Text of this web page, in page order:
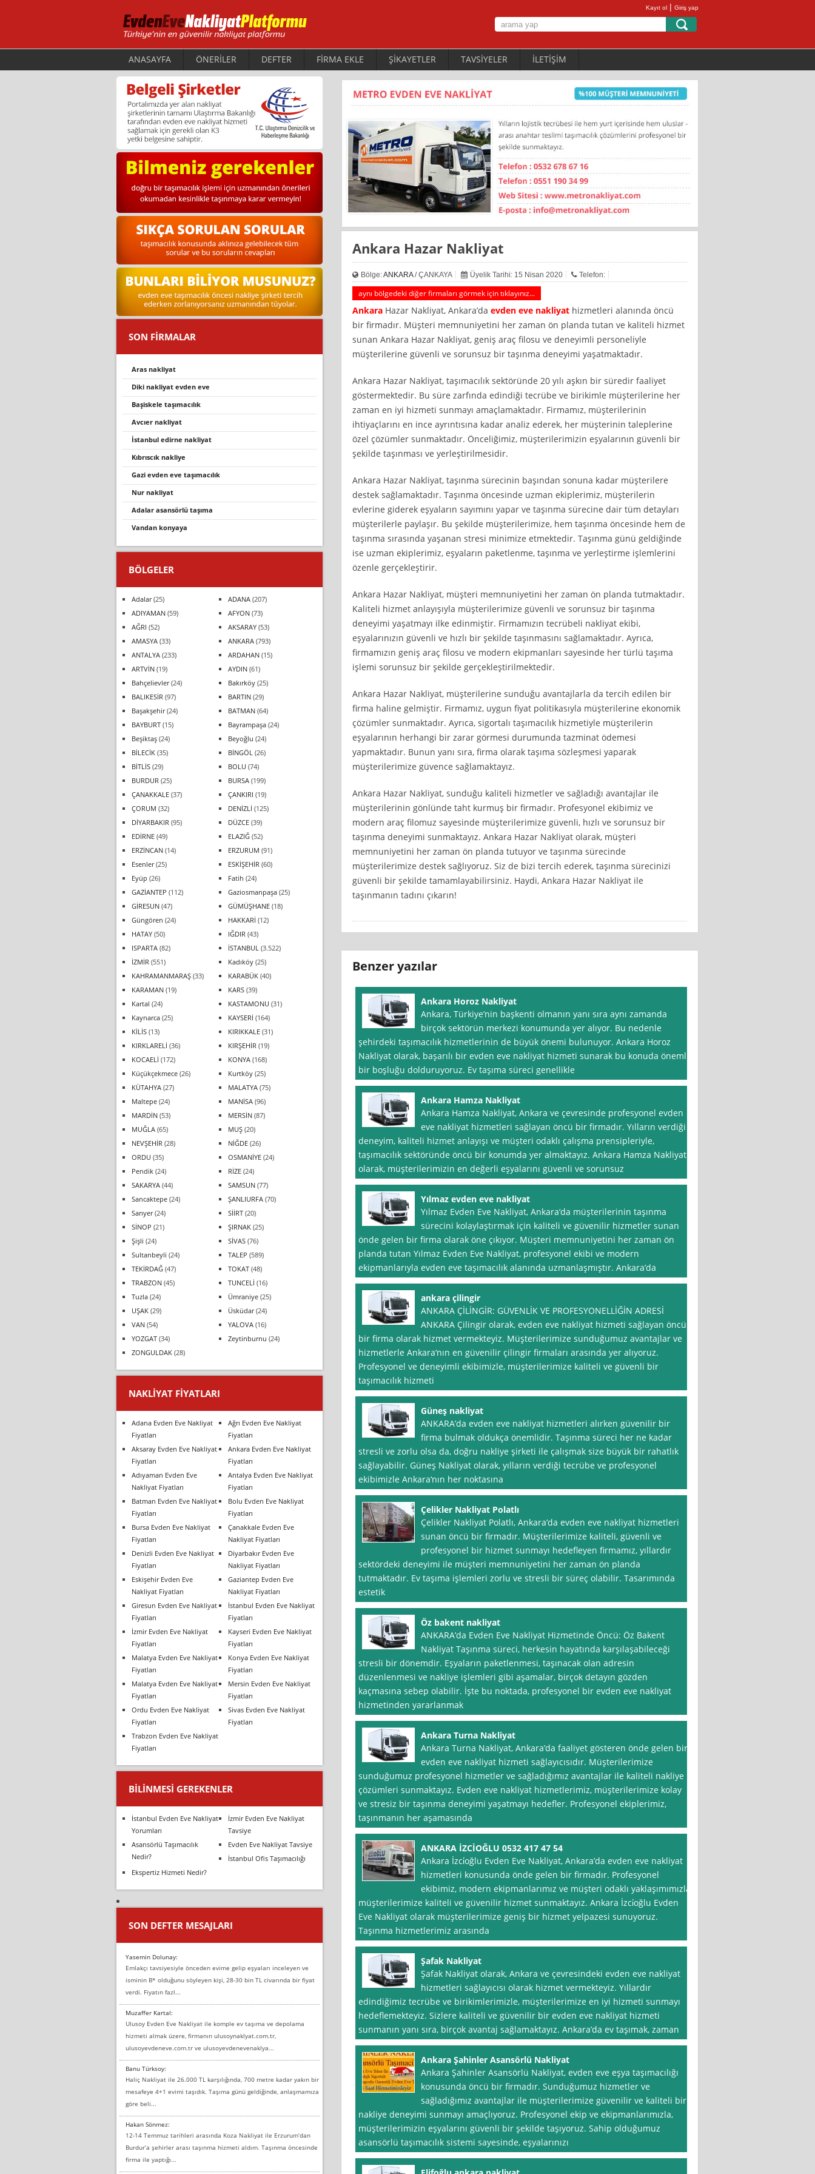
Kayıt ol | Giriş yap
ANASAYFA ÖNERİLER DEFTER FİRMA EKLE ŞİKAYETLER TAVSİYELER İLETİŞİM
Ankara Hazar Nakliyat
Bölge:ANKARA/ ÇANKAYA Üyelik Tarihi: 15 Nisan 2020 Telefon:
aynı bölgedeki diğer firmaları görmek için tıklayınız...
AnkaraHazar Nakliyat, Ankara’da evden eve nakliyathizmetleri alanında öncü
bir firmadır. Müşteri memnuniyetini her zaman ön planda tutan ve kaliteli hizmet
sunan Ankara Hazar Nakliyat, geniş araç filosu ve deneyimli personeliyle
müşterilerine güvenli ve sorunsuz bir taşınma deneyimi yaşatmaktadır.
Ankara Hazar Nakliyat, taşımacılık sektöründe 20 yılı aşkın bir süredir faaliyet
göstermektedir. Bu süre zarfında edindiği tecrübe ve birikimle müşterilerine her
zaman en iyi hizmeti sunmayı amaçlamaktadır. Firmamız, müşterilerinin
ihtiyaçlarını en ince ayrıntısına kadar analiz ederek, her müşterinin taleplerine
özel çözümler sunmaktadır. Önceliğimiz, müşterilerimizin eşyalarının güvenli bir
şekilde taşınması ve yerleştirilmesidir.
Ankara Hazar Nakliyat, taşınma sürecinin başından sonuna kadar müşterilere
destek sağlamaktadır. Taşınma öncesinde uzman ekiplerimiz, müşterilerin
evlerine giderek eşyaların sayımını yapar ve taşınma sürecine dair tüm detayları
müşterilerle paylaşır. Bu şekilde müşterilerimize, hem taşınma öncesinde hem de
taşınma sırasında yaşanan stresi minimize etmektedir. Taşınma günü geldiğinde
ise uzman ekiplerimiz, eşyaların paketlenme, taşınma ve yerleştirme işlemlerini
özenle gerçekleştirir.
Ankara Hazar Nakliyat, müşteri memnuniyetini her zaman ön planda tutmaktadır.
Kaliteli hizmet anlayışıyla müşterilerimize güvenli ve sorunsuz bir taşınma
deneyimi yaşatmayı ilke edinmiştir. Firmamızın tecrübeli nakliyat ekibi,
eşyalarınızın güvenli ve hızlı bir şekilde taşınmasını sağlamaktadır. Ayrıca,
firmamızın geniş araç filosu ve modern ekipmanları sayesinde her türlü taşıma
işlemi sorunsuz bir şekilde gerçekleştirilmektedir.
Ankara Hazar Nakliyat, müşterilerine sunduğu avantajlarla da tercih edilen bir
firma haline gelmiştir. Firmamız, uygun fiyat politikasıyla müşterilerine ekonomik
çözümler sunmaktadır. Ayrıca, sigortalı taşımacılık hizmetiyle müşterilerin
eşyalarının herhangi bir zarar görmesi durumunda tazminat ödemesi
yapmaktadır. Bunun yanı sıra, firma olarak taşıma sözleşmesi yaparak
müşterilerimize güvence sağlamaktayız.
Ankara Hazar Nakliyat, sunduğu kaliteli hizmetler ve sağladığı avantajlar ile
müşterilerinin gönlünde taht kurmuş bir firmadır. Profesyonel ekibimiz ve
modern araç filomuz sayesinde müşterilerimize güvenli, hızlı ve sorunsuz bir
taşınma deneyimi sunmaktayız. Ankara Hazar Nakliyat olarak, müşteri
memnuniyetini her zaman ön planda tutuyor ve taşınma sürecinde
müşterilerimize destek sağlıyoruz. Siz de bizi tercih ederek, taşınma sürecinizi
güvenli bir şekilde tamamlayabilirsiniz. Haydi, Ankara Hazar Nakliyat ile
taşınmanın tadını çıkarın!
Benzer yazılar
Ankara Horoz Nakliyat
Ankara, Türkiye’nin başkenti olmanın yanı sıra aynı zamanda
birçok sektörün merkezi konumunda yer alıyor. Bu nedenle
şehirdeki taşımacılık hizmetlerinin de büyük önemi bulunuyor. Ankara Horoz
Nakliyat olarak, başarılı bir evden eve nakliyat hizmeti sunarak bu konuda önemli
bir boşluğu dolduruyoruz. Ev taşıma süreci genellikle
Ankara Hamza Nakliyat
Ankara Hamza Nakliyat, Ankara ve çevresinde profesyonel evden
eve nakliyat hizmetleri sağlayan öncü bir firmadır. Yılların verdiği
deneyim, kaliteli hizmet anlayışı ve müşteri odaklı çalışma prensipleriyle,
taşımacılık sektöründe öncü bir konumda yer almaktayız. Ankara Hamza Nakliyat
olarak, müşterilerimizin en değerli eşyalarını güvenli ve sorunsuz
Yılmaz evden eve nakliyat
Yılmaz Evden Eve Nakliyat, Ankara‘da müşterilerinin taşınma
sürecini kolaylaştırmak için kaliteli ve güvenilir hizmetler sunan
önde gelen bir firma olarak öne çıkıyor. Müşteri memnuniyetini her zaman ön
planda tutan Yılmaz Evden Eve Nakliyat, profesyonel ekibi ve modern
ekipmanlarıyla evden eve taşımacılık alanında uzmanlaşmıştır. Ankara’da
ankara çilingir
ANKARA ÇİLİNGİR: GÜVENLİK VE PROFESYONELLİĞİN ADRESİ
ANKARA Çilingir olarak, evden eve nakliyat hizmeti sağlayan öncü
bir firma olarak hizmet vermekteyiz. Müşterilerimize sunduğumuz avantajlar ve
hizmetlerle Ankara‘nın en güvenilir çilingir firmaları arasında yer alıyoruz.
Profesyonel ve deneyimli ekibimizle, müşterilerimize kaliteli ve güvenli bir
taşımacılık hizmeti
Güneş nakliyat
ANKARA’da evden eve nakliyat hizmetleri alırken güvenilir bir
firma bulmak oldukça önemlidir. Taşınma süreci her ne kadar
stresli ve zorlu olsa da, doğru nakliye şirketi ile çalışmak size büyük bir rahatlık
sağlayabilir. Güneş Nakliyat olarak, yılların verdiği tecrübe ve profesyonel
ekibimizle Ankara‘nın her noktasına
Çelikler Nakliyat Polatlı
Çelikler Nakliyat Polatlı, Ankara‘da evden eve nakliyat hizmetleri
sunan öncü bir firmadır. Müşterilerimize kaliteli, güvenli ve
profesyonel bir hizmet sunmayı hedefleyen firmamız, yıllardır
sektördeki deneyimi ile müşteri memnuniyetini her zaman ön planda
tutmaktadır. Ev taşıma işlemleri zorlu ve stresli bir süreç olabilir. Tasarımında
estetik
Öz bakent nakliyat
ANKARA’da Evden Eve Nakliyat Hizmetinde Öncü: Öz Bakent
Nakliyat Taşınma süreci, herkesin hayatında karşılaşabileceği
stresli bir dönemdir. Eşyaların paketlenmesi, taşınacak olan adresin
düzenlenmesi ve nakliye işlemleri gibi aşamalar, birçok detayın gözden
kaçmasına sebep olabilir. İşte bu noktada, profesyonel bir evden eve nakliyat
hizmetinden yararlanmak
Ankara Turna Nakliyat
Ankara Turna Nakliyat, Ankara’da faaliyet gösteren önde gelen bir
evden eve nakliyat hizmeti sağlayıcısıdır. Müşterilerimize
sunduğumuz profesyonel hizmetler ve sağladığımız avantajlar ile kaliteli nakliye
çözümleri sunmaktayız. Evden eve nakliyat hizmetlerimiz, müşterilerimize kolay
ve stresiz bir taşınma deneyimi yaşatmayı hedefler. Profesyonel ekiplerimiz,
taşınmanın her aşamasında
ANKARA İZCİOĞLU 0532 417 47 54
Ankara İzci̇oğlu Evden Eve Nakliyat, Ankara’da evden eve nakliyat
hizmetleri konusunda önde gelen bir firmadır. Profesyonel
ekibimiz, modern ekipmanlarımız ve müşteri odaklı yaklaşımımızla
müşterilerimize kaliteli ve güvenilir hizmet sunmaktayız. Ankara İzci̇oğlu Evden
Eve Nakliyat olarak müşterilerimize geniş bir hizmet yelpazesi sunuyoruz.
Taşınma hizmetlerimiz arasında
Şafak Nakliyat
Şafak Nakliyat olarak, Ankara ve çevresindeki evden eve nakliyat
hizmetleri sağlayıcısı olarak hizmet vermekteyiz. Yıllardır
edindiğimiz tecrübe ve birikimlerimizle, müşterilerimize en iyi hizmeti sunmayı
hedeflemekteyiz. Sizlere kaliteli ve güvenilir bir evden eve nakliyat hizmeti
sunmanın yanı sıra, birçok avantaj sağlamaktayız. Ankara’da ev taşımak, zaman
Ankara Şahinler Asansörlü Nakliyat
Ankara Şahinler Asansörlü Nakliyat, evden eve eşya taşımacılığı
konusunda öncü bir firmadır. Sunduğumuz hizmetler ve
sağladığımız avantajlar ile müşterilerimize güvenilir ve kaliteli bir
nakliye deneyimi sunmayı amaçlıyoruz. Profesyonel ekip ve ekipmanlarımızla,
müşterilerimizin eşyalarını güvenli bir şekilde taşıyoruz. Sahip olduğumuz
asansörlü taşımacılık sistemi sayesinde, eşyalarınızı
SON FİRMALAR
aras nakli̇yat
diki nakliyat evden eve
başi̇skele taşimacilik
avcıer nakliyat
istanbul edirne nakliyat
kibriscik nakli̇ye
gazi evden eve taşımacılık
nur nakli̇yat
adalar asansörlü taşıma
vandan konyaya
BÖLGELER
Adalar(25) ADANA (207)
ADIYAMAN (59) AFYON (73)
AĞRI (52) AKSARAY (53)
AMASYA (33) ANKARA (793)
ANTALYA (233) ARDAHAN (15)
ARTVİN (19) AYDIN (61)
Bahçelievler(24) Bakırköy (25)
BALIKESİR (97) BARTIN (29)
Başakşehir(24) BATMAN (64)
BAYBURT (15) Bayrampaşa (24)
Beşiktaş (24) Beyoğlu (24)
BİLECİK (35) BİNGÖL (26)
BİTLİS (29) BOLU (74)
BURDUR (25) BURSA (199)
ÇANAKKALE (37) ÇANKIRI (19)
ÇORUM (32) DENİZLİ (125)
DİYARBAKIR (95) DÜZCE (39)
EDİRNE (49) ELAZIĞ (52)
ERZİNCAN (14) ERZURUM (91)
Esenler(25) ESKİŞEHİR (60)
Eyüp (26) Fatih (24)
GAZİANTEP (112) Gaziosmanpaşa (25)
GİRESUN (47) GÜMÜŞHANE (18)
Güngören (24) HAKKARİ (12)
HATAY (50) IĞDIR (43)
ISPARTA (82) İSTANBUL (3.522)
İZMİR (551) Kadıköy (25)
KAHRAMANMARAŞ (33) KARABÜK (40)
KARAMAN (19) KARS (39)
Kartal (24) KASTAMONU (31)
Kaynarca (25) KAYSERİ (164)
KİLİS (13) KIRIKKALE (31)
KIRKLARELİ (36) KIRŞEHİR (19)
KOCAELİ (172) KONYA (168)
Küçükçekmece (26) Kurtköy (25)
KÜTAHYA (27) MALATYA (75)
Maltepe (24) MANİSA (96)
MARDİN (53) MERSİN (87)
MUĞLA (65) MUŞ (20)
NEVŞEHİR (28) NİĞDE (26)
ORDU (35) OSMANİYE (24)
Pendik (24) RİZE (24)
SAKARYA (44) SAMSUN (77)
Sancaktepe (24) ŞANLIURFA (70)
Sarıyer(24) SİİRT (20)
SİNOP (21) ŞIRNAK (25)
Şişli (24) SİVAS (76)
Sultanbeyli (24) TALEP (589)
TEKİRDAĞ (47) TOKAT (48)
TRABZON (45) TUNCELİ (16)
Tuzla (24) Ümraniye (25)
UŞAK (29) Üsküdar(24)
VAN (54) YALOVA (16)
YOZGAT (34) Zeytinburnu (24)
ZONGULDAK (28)
NAKLIYAT FIYATLARI
Adana Evden Eve Nakliyat
Fiyatları
Ağrı Evden Eve Nakliyat
Fiyatları
Aksaray Evden Eve Nakliyat
Fiyatları
Ankara Evden Eve Nakliyat
Fiyatları
Adıyaman Evden Eve
Nakliyat Fiyatları
Antalya Evden Eve Nakliyat
Fiyatları
Batman Evden Eve Nakliyat
Fiyatları
Bolu Evden Eve Nakliyat
Fiyatları
Bursa Evden Eve Nakliyat
Fiyatları
Çanakkale Evden Eve
Nakliyat Fiyatları
Denizli Evden Eve Nakliyat
Fiyatları
Diyarbakır Evden Eve
Nakliyat Fiyatları
Eskişehir Evden Eve
Nakliyat Fiyatları
Gaziantep Evden Eve
Nakliyat Fiyatları
Giresun Evden Eve Nakliyat
Fiyatları
İstanbul Evden Eve Nakliyat
Fiyatları
İzmir Evden Eve Nakliyat
Fiyatları
Kayseri Evden Eve Nakliyat
Fiyatları
Malatya Evden Eve Nakliyat
Fiyatları
Konya Evden Eve Nakliyat
Fiyatları
Malatya Evden Eve Nakliyat
Fiyatları
Mersin Evden Eve Nakliyat
Fiyatları
Ordu Evden Eve Nakliyat
Fiyatları
Sivas Evden Eve Nakliyat
Fiyatları
Trabzon Evden Eve Nakliyat
Fiyatları
BILINMESI GEREKENLER
İstanbul Evden Eve Nakliyat
Yorumları
İzmir Evden Eve Nakliyat
Tavsiye
Asansörlü Taşımacılık
Nedir?
Evden Eve Nakliyat Tavsiye
İstanbul Ofis Taşımacılığı
Ekspertiz Hizmeti Nedir?
SON DEFTER MESAJLARI
Yasemin Dolunay:
Emlakçı tavsiyesiyle önceden evime gelip eşyaları inceleyen ve
isminin B* olduğunu söyleyen kişi, 28-30 bin TL civarında bir fiyat
verdi. Fiyatın fazl...
Muzaffer Kartal:
Ulusoy Evden Eve Nakliyat ile komple ev taşıma ve depolama
hizmeti almak üzere, firmanın ulusoynaklyat.com.tr,
ulusoyevdeneve.com.tr ve ulusoyevdenevenaklya...
Banu Türksoy:
Haliç Nakliyat ile 26.000 TL karşılığında, 700 metre kadar yakın bir
mesafeye 4+1 evimi taşıdık. Taşıma günü geldiğinde, anlaşmamıza
göre beli...
Hakan Sönmez:
12-14 Temmuz tarihleri arasında Koza Nakliyat ile Erzurum’dan
Burdur’a şehirler arası taşınma hizmeti aldım. Taşınma öncesinde
firma ile yaptığı...